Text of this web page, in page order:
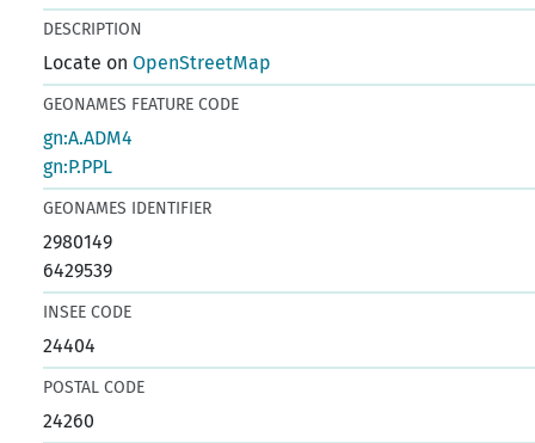
DESCRIPTION
Locate onOpenStreetMap
GEONAMES FEATURE CODE
gn:A.ADM4
gn:P.PPL
GEONAMES IDENTIFIER
2980149
6429539
INSEE CODE
24404
POSTAL CODE
24260